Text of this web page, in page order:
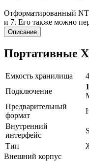
Отформатированный
и 7. Его также можно
Описание
Портативные
Емкость хранилища
Подключение
Предварительный
формат
Внутренний
интерфейс
Тип
Внешний корпус